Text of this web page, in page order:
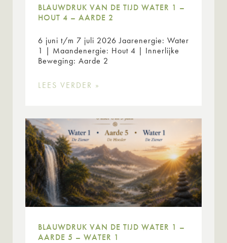
BLAUWDRUK VAN DE TIJD WATER 1 –
HOUT 4 – AARDE 2
6 juni t/m 7 juli 2026 Jaarenergie: Water
1 | Maandenergie: Hout 4 | Innerlijke
Beweging: Aarde 2
LEES VERDER »
BLAUWDRUK VAN DE TIJD WATER 1 –
AARDE 5 – WATER 1